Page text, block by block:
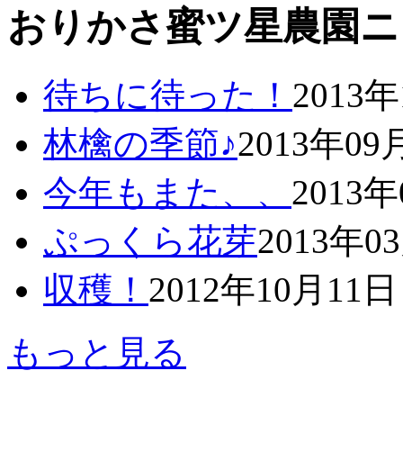
おりかさ蜜ツ星農園
待ちに待った！ 2013
林檎の季節♪2013年09
今年もまた、、 2013
ぷっくら花芽2013年
収穫！ 2012年10月11日
もっと見る